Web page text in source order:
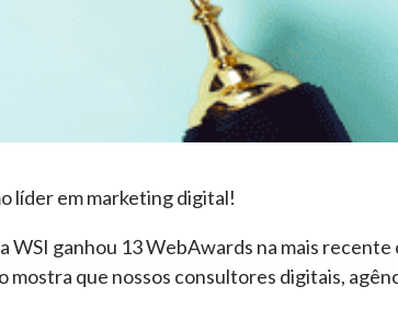
líder em marketing digital!
WSI ganhou 13 WebAwards na mais
mostra que nossos consultores digitais,